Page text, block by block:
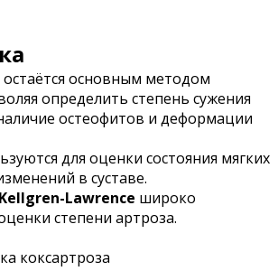
остаётся основным методом
определить степень сужения
остеофитов и деформации
для оценки состояния мягких
в суставе.
Lawrence широко
степени артроза.